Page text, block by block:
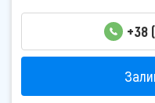
+38